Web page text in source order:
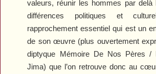
valeurs, réunir les hommes par delà
différences politiques et
rapprochement essentiel qui est un
de son œuvre (plus ouvertement
diptyque Mémoire De Nos Pères/
Jima) que l’on retrouve donc au